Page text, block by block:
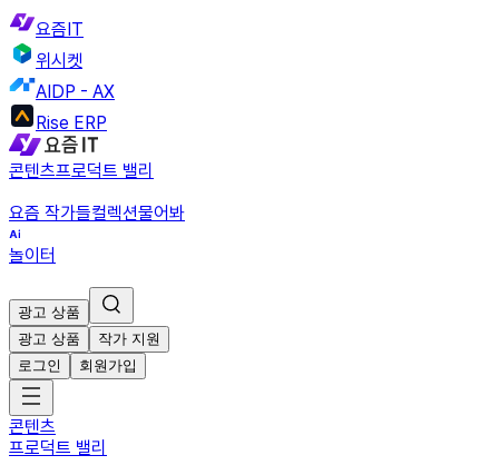
요즘IT
위시켓
AIDP - AX
Rise ERP
콘텐츠프로덕트 밸리
요즘 작가들컬렉션물어봐
놀이터
광고 상품
광고 상품
작가 지원
로그인
회원가입
콘텐츠
프로덕트 밸리